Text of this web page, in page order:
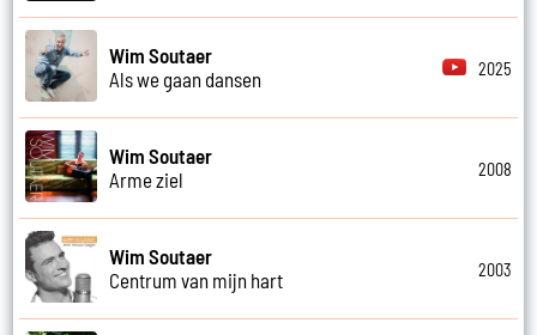
Wim Soutaer
Als we gaan dansen
2025
Wim Soutaer
Arme ziel
2008
Wim Soutaer
Centrum van mijn hart
2003